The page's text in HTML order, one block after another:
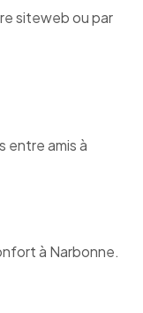
siteweb ou par
entre amis à
à Narbonne.